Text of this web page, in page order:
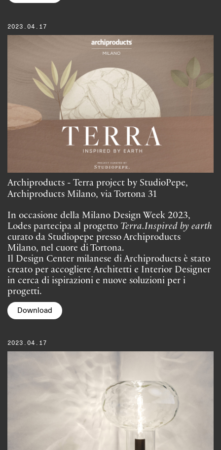
2023.04.17
Archiproducts - Terra project by StudioPepe,
Archiproducts Milano, via Tortona 31
In occasione della Milano Design Week 2023,
Lodes partecipa al progetto Terra.Inspired by earth
curato da Studiopepe presso Archiproducts
Milano, nel cuore di Tortona.
Il Design Center milanese di Archiproducts è stato
creato per accogliere Architetti e Interior Designer
in cerca di ispirazioni e nuove soluzioni per i
progetti.
Download
2023.04.17